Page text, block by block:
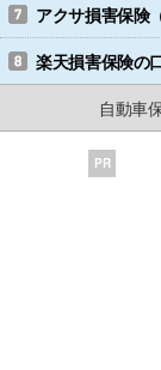
アクサ損害保険
楽天損害保険の
自動車
PR